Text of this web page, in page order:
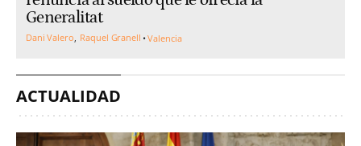
Generalitat
Dani Valero Raquel Granell Valencia
ACTUALIDAD